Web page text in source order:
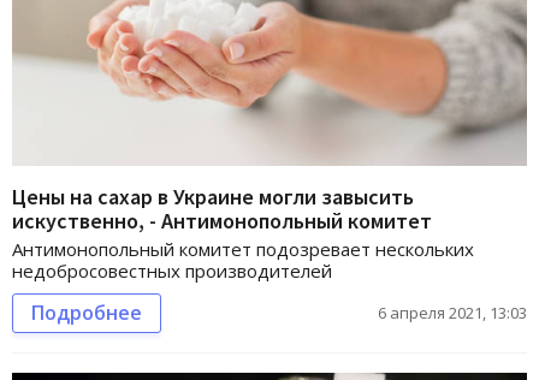
Цены на сахар в Украине могли завысить
искуственно, - Антимонопольный комитет
Антимонопольный комитет подозревает нескольких
недобросовестных производителей
Подробнее 6 апреля 2021, 13:03